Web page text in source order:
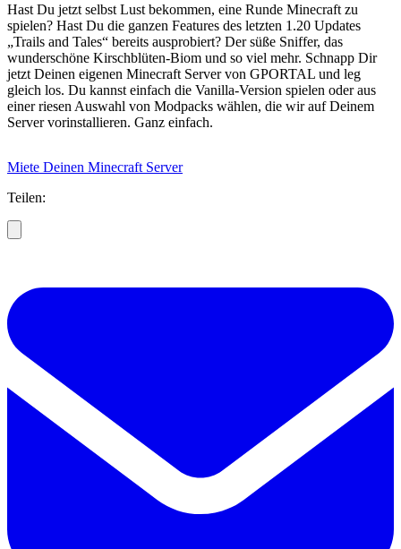
Hast Du jetzt selbst Lust bekommen, eine Runde Minecraft zu
spielen? Hast Du die ganzen Features des letzten 1.20 Updates
„Trails and Tales“ bereits ausprobiert? Der süße Sniffer, das
wunderschöne Kirschblüten-Biom und so viel mehr. Schnapp Dir
jetzt Deinen eigenen Minecraft Server von GPORTAL und leg
gleich los. Du kannst einfach die Vanilla-Version spielen oder aus
einer riesen Auswahl von Modpacks wählen, die wir auf Deinem
Server vorinstallieren. Ganz einfach.
Miete Deinen Minecraft Server
Teilen: